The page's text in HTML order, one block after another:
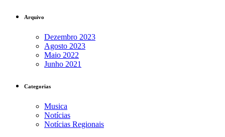
Arquivo
Dezembro 2023
Agosto 2023
Maio 2022
Junho 2021
Categorias
Musica
Notícias
Notícias Regionais